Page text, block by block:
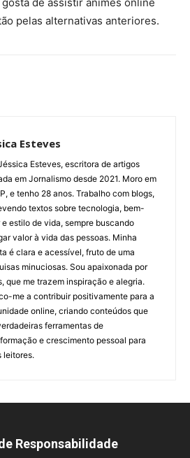
pelas alternativas anteriores.
Esteves
Esteves, escritora de artigos
em Jornalismo desde 2021. Moro em
e tenho 28 anos. Trabalho com blogs,
textos sobre tecnologia, bem-
e estilo de vida, sempre buscando
valor à vida das pessoas. Minha
é clara e acessível, fruto de uma
minuciosas. Sou apaixonada por
que me trazem inspiração e alegria.
me a contribuir positivamente para a
online, criando conteúdos que
ferramentas de
e crescimento pessoal para
leitores.
Responsabilidade